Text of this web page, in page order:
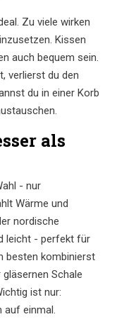
Zu viele wirken
Kissen
auch bequem sein.
verlierst du den
du in einer Korb
als
- nur
Wärme und
nordische
leicht - perfekt für
besten kombinierst
Schale
ist nur:
auf einmal.